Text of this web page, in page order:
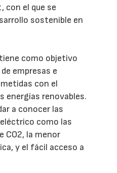
con el que se
sostenible en
como objetivo
empresas e
con el
energías renovables.
a conocer las
como las
CO2, la menor
y el fácil acceso a